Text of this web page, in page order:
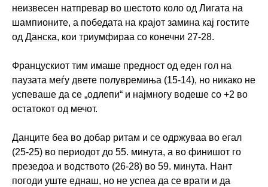
неизвесен натпревар во шестото коло од Лигата на
шампионите, а победата на крајот замина кај гостите
од Данска, кои триумфираа со конечни 27-28.
Францускиот тим имаше предност од еден гол на
паузата меѓу двете полувремиња (15-14), но никако не
успеваше да се „одлепи“ и најмногу водеше со +2 во
остатокот од мечот.
Данците беа во добар ритам и се одржуваа во егал
(25-25) во периодот до 55. минута, а во финишот го
презедоа и водството (26-28) во 59. минута. Нант
погоди уште еднаш, но не успеа да се врати и да